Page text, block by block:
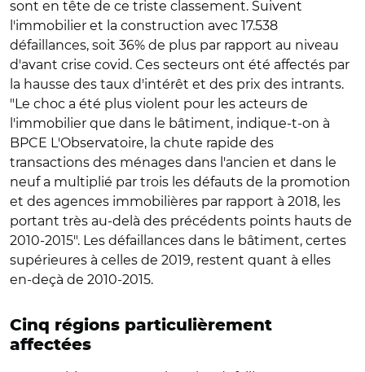
sont en tête de ce triste classement. Suivent
l'immobilier et la construction avec 17.538
défaillances, soit 36% de plus par rapport au niveau
d'avant crise covid. Ces secteurs ont été affectés par
la hausse des taux d'intérêt et des prix des intrants.
"Le choc a été plus violent pour les acteurs de
l'immobilier que dans le bâtiment, indique-t-on à
BPCE L'Observatoire, la chute rapide des
transactions des ménages dans l'ancien et dans le
neuf a multiplié par trois les défauts de la promotion
et des agences immobilières par rapport à 2018, les
portant très au-delà des précédents points hauts de
2010-2015". Les défaillances dans le bâtiment, certes
supérieures à celles de 2019, restent quant à elles
en-deçà de 2010-2015.
Cinq régions particulièrement
affectées